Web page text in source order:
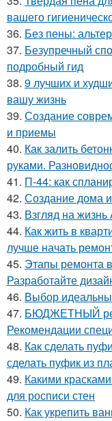
вашего
36. Без пены:
37. Безупречный
подробный гид
38. 9 лучших и
вашу жизнь
39. Создание
и приемы
40. Как залить
руками.
41. П-44: как
42. Создание дома
43. Взгляд на
44. Как жить в
лучше начать
45. Этапы ремонта
Разработайте
46. Выбор
47. БЮДЖЕТНЫЙ
Рекомендации
48. Как сделать
сделать пуфик из
49. Какими
для росписи стен
50. Как укрепить